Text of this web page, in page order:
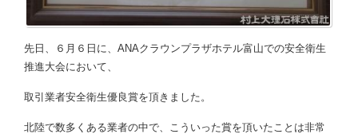
先日、６月６日に、ANAクラウンプラザホテル富山での安全衛生
推進大会において、
取引業者安全衛生優良賞を頂きました。
北陸で数多くある業者の中で、こういった賞を頂いたことは非常